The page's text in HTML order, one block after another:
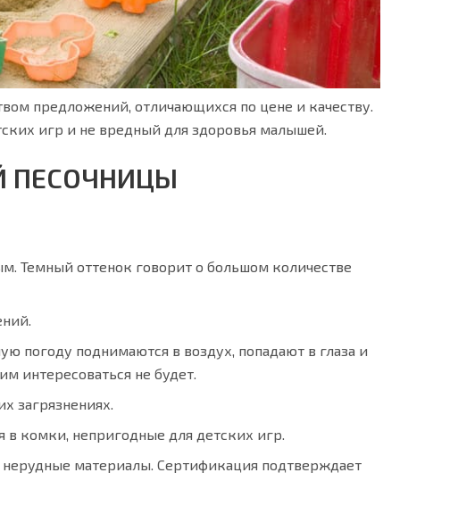
предложений, отличающихся по цене и качеству.
игр и не вредный для здоровья малышей.
ПЕСОЧНИЦЫ
Темный оттенок говорит о большом количестве
погоду поднимаются в воздух, попадают в глаза и
интересоваться не будет.
загрязнениях.
в комки, непригодные для детских игр.
нерудные материалы. Сертификация подтверждает